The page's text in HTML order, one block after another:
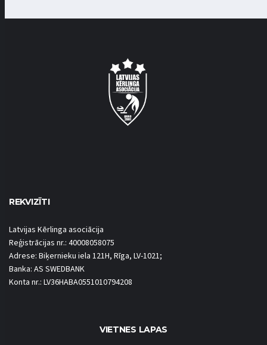
REKVIZĪTI
Latvijas Kērlinga asociācija
Reģistrācijas nr.: 40008058075
Adrese: Biķernieku iela 121H, Rīga, LV-1021;
Banka: AS SWEDBANK
Konta nr.: LV36HABA0551010794208
VIETNES LAPAS